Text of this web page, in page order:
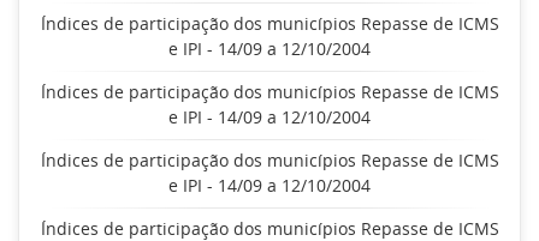
Índices de participação dos municípios Repasse de ICMS
e IPI - 14/09 a 12/10/2004
Índices de participação dos municípios Repasse de ICMS
e IPI - 14/09 a 12/10/2004
Índices de participação dos municípios Repasse de ICMS
e IPI - 14/09 a 12/10/2004
Índices de participação dos municípios Repasse de ICMS